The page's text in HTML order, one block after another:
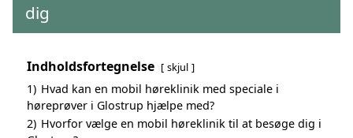
dig
Indholdsfortegnelse skjul
1) Hvad kan en mobil høreklinik med speciale i
høreprøver i Glostrup hjælpe med?
2) Hvorfor vælge en mobil høreklinik til at besøge dig i